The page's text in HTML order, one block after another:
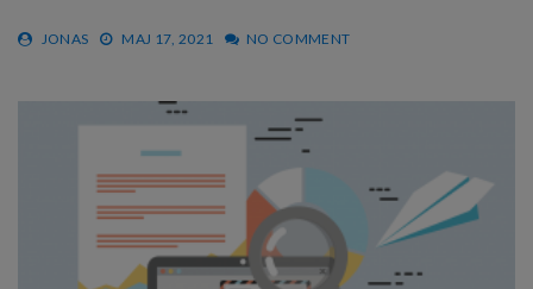
JONAS MAJ 17, 2021 NO COMMENT